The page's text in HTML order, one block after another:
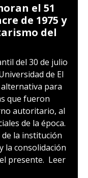
el 51
de 1975 y
del
del 30 de julio
de El
para
que fueron
autoritario, al
de la época.
la institución
la consolidación
presente. Leer